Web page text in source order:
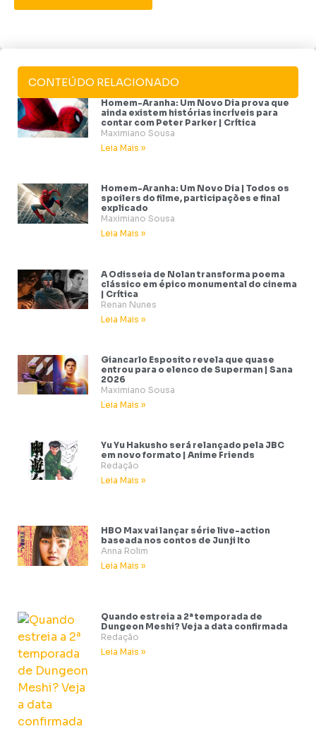
CONTEÚDO RELACIONADO
Homem-Aranha: Um Novo Dia prova que
ainda existem histórias incríveis para
contar com Peter Parker | Crítica
Maximiano Sousa
Leia Mais »
Homem-Aranha: Um Novo Dia | Todos os
spoilers do filme, participações e final
explicado
Maximiano Sousa
Leia Mais »
A Odisseia de Nolan transforma poema
clássico em épico monumental do cinema
| Crítica
Renan Nunes
Leia Mais »
Giancarlo Esposito revela que quase
entrou para o elenco de Superman | Sana
2026
Maximiano Sousa
Leia Mais »
Yu Yu Hakusho será relançado pela JBC
em novo formato | Anime Friends
Redação
Leia Mais »
HBO Max vai lançar série live-action
baseada nos contos de Junji Ito
Anna Rolim
Leia Mais »
Quando estreia a 2ª temporada de
Dungeon Meshi? Veja a data confirmada
Redação
Leia Mais »